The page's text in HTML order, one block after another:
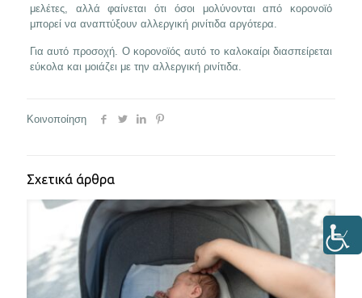
μελέτες, αλλά φαίνεται ότι όσοι μολύνονται από κορονοϊό
μπορεί να αναπτύξουν αλλεργική ρινίτιδα αργότερα.
Για αυτό προσοχή. Ο κορονοϊός αυτό το καλοκαίρι διασπείρεται
εύκολα και μοιάζει με την αλλεργική ρινίτιδα.
Κοινοποίηση
Σχετικά άρθρα